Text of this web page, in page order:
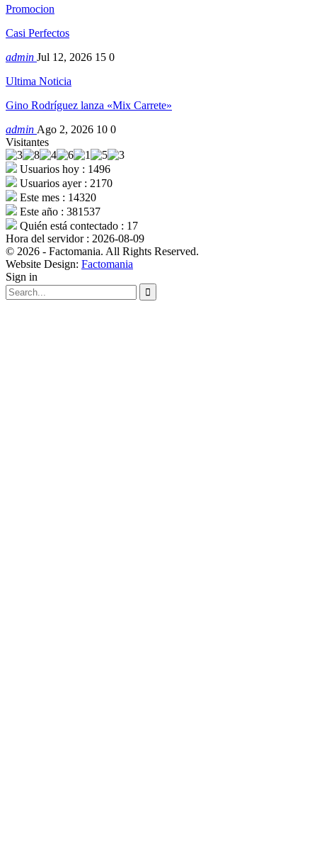
Promocion
Casi Perfectos
admin Jul 12, 2026 15 0
Ultima Noticia
Gino Rodríguez lanza «Mix Carrete»
admin Ago 2, 2026 10 0
Visitantes
Usuarios hoy : 1496
Usuarios ayer : 2170
Este mes : 14320
Este año : 381537
Quién está contectado : 17
Hora del servidor : 2026-08-09
© 2026 - Factomania. All Rights Reserved.
Website Design: Factomania
Sign in